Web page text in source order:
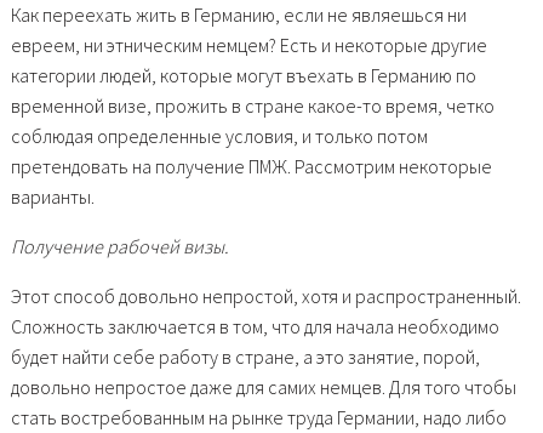
Как переехать жить в Германию, если не являешься ни
евреем, ни этническим немцем? Есть и некоторые другие
категории людей, которые могут въехать в Германию по
временной визе, прожить в стране какое-то время, четко
соблюдая определенные условия, и только потом
претендовать на получение ПМЖ. Рассмотрим некоторые
варианты.
Получение рабочей визы.
Этот способ довольно непростой, хотя и распространенный.
Сложность заключается в том, что для начала необходимо
будет найти себе работу в стране, а это занятие, порой,
довольно непростое даже для самих немцев. Для того чтобы
стать востребованным на рынке труда Германии, надо либо